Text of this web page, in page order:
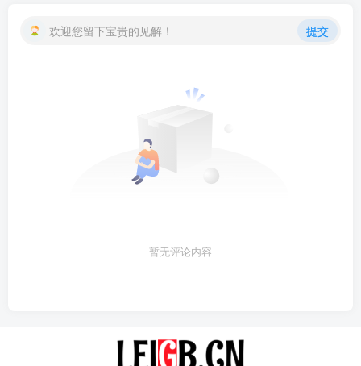
欢迎您留下宝贵的见解！ 提交
暂无评论内容